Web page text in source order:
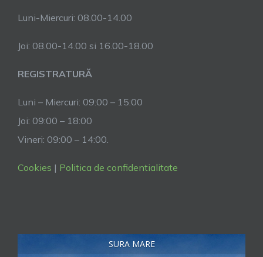
Luni-Miercuri: 08.00-14.00
Joi: 08.00-14.00 si 16.00-18.00
REGISTRATURĂ
Luni – Miercuri: 09:00 – 15:00
Joi: 09:00 – 18:00
Vineri: 09:00 – 14:00.
Cookies | Politica de confidentialitate
SURA MARE